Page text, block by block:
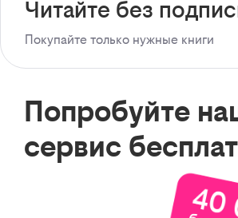
Читайте без
Покупайте только нужные книги
Попробуйте
сервис